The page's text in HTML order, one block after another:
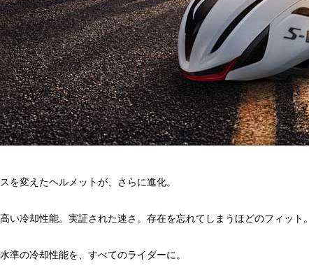
を変えたヘルメットが、さらに進化。
い冷却性能。実証された速さ。存在を忘れてしまうほどのフィット。
準の冷却性能を、すべてのライダーに。